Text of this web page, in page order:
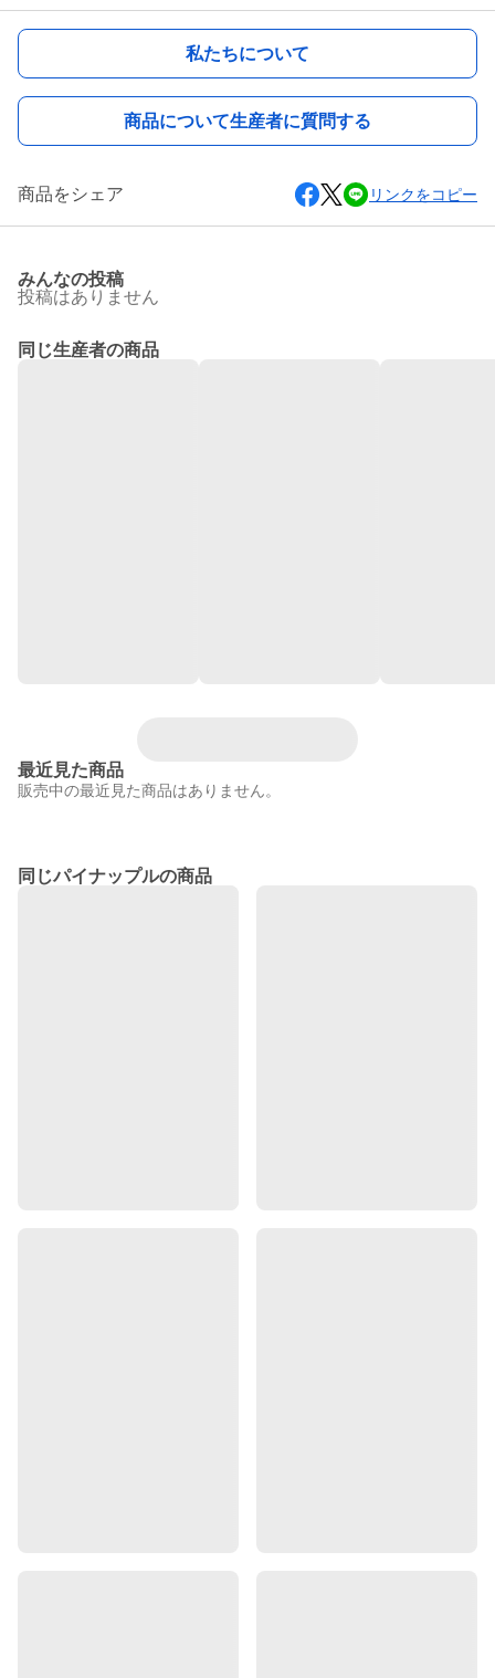
私たちについて
商品について生産者に質問する
商品をシェア リンクをコピー
みんなの投稿
投稿はありません
同じ生産者の商品
最近見た商品
販売中の最近見た商品はありません。
同じパイナップルの商品